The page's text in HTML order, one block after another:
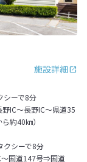
施設詳細
ーで8分
IC～長野IC～県道35
約40㎞）
シーで8分
国道147号⇒国道